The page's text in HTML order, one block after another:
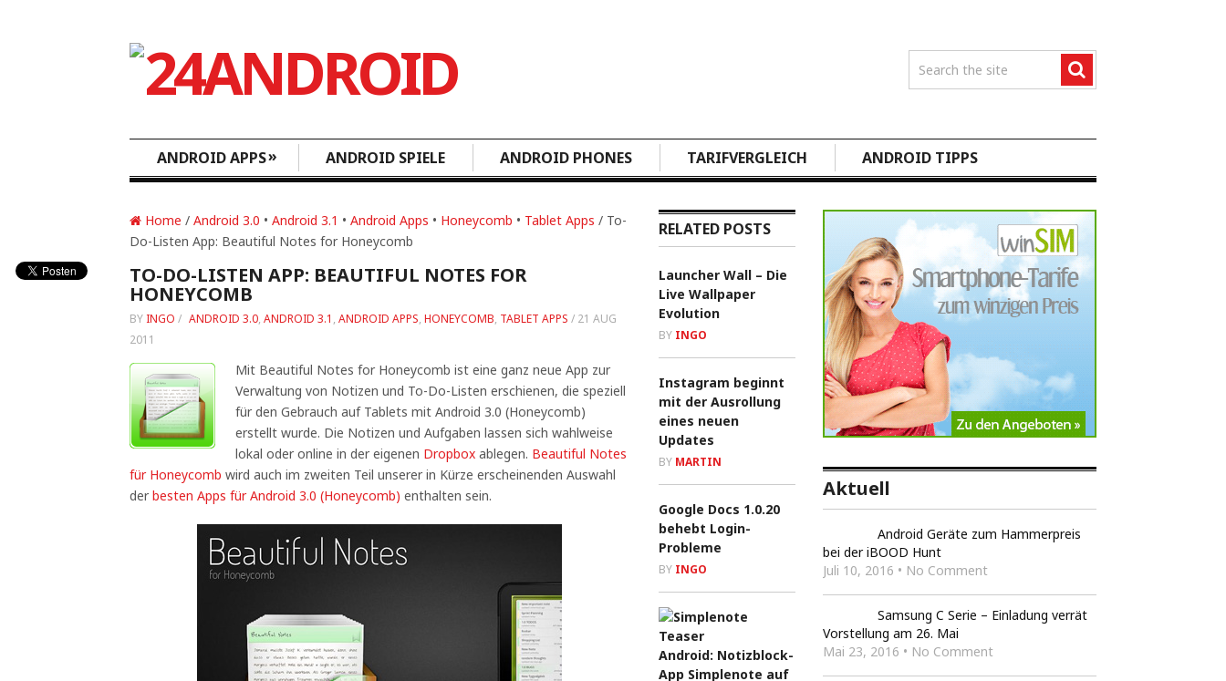
ANDROID APPS» ANDROID SPIELE ANDROID PHONES TARIFVERGLEICH ANDROID TIPPS
Home / Android 3.0 • Android 3.1 • Android Apps • Honeycomb • Tablet Apps / To-
Do-Listen App: Beautiful Notes for Honeycomb
TO-DO-LISTEN APP: BEAUTIFUL NOTES FOR
HONEYCOMB
BY INGO / ANDROID 3.0, ANDROID 3.1 , ANDROID APPS, HONEYCOMB, TABLET APPS / 21 AUG
2011
Mit Beautiful Notes for Honeycomb ist eine ganz neue App zur
Verwaltung von Notizen und To-Do-Listen erschienen, die speziell
für den Gebrauch auf Tablets mit Android 3.0 (Honeycomb)
erstellt wurde. Die Notizen und Aufgaben lassen sich wahlweise
lokal oder online in der eigenen Dropboxablegen. Beautiful Notes
für Honeycomb wird auch im zweiten Teil unserer in Kürze erscheinenden Auswahl
der besten Apps für Android 3.0 (Honeycomb) enthalten sein.
RELATED POSTS
Launcher Wall – Die
Live Wallpaper
Evolution
BY INGO
Instagram beginnt
mit der Ausrollung
eines neuen
Updates
BY MARTIN
Google Docs 1.0.20
behebt Login-
Probleme
BY INGO
Android: Notizblock-
App Simplenote auf
Aktuell
Android Geräte zum Hammerpreis
bei der iBOOD Hunt
Juli 10, 2016 • No Comment
Samsung C Serie – Einladung verrät
Vorstellung am 26. Mai
Mai 23, 2016 • No Comment